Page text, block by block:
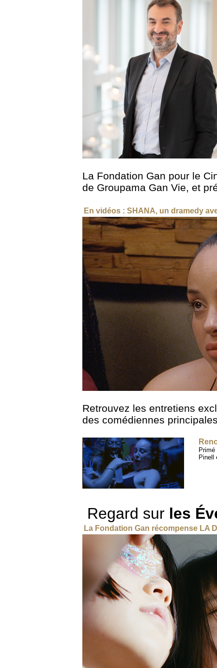
La Fondation Gan pour le
de Groupama Gan Vie, et
En vidéos : SHANA, un dramedy
Retrouvez les entretiens
des comédiennes
Pinell
Regard sur les
La Fondation Gan récompense LA